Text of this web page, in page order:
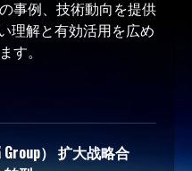
事例、技術動向を提供
理解と有効活用を広め
す。
） 扩大战略合